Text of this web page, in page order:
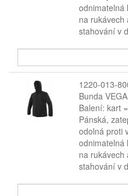
odnimatelná
na rukávech
stahování v
1220-013-
Bunda
Balení: kart
Pánská,
odolná proti
odnimatelná
na rukávech
stahování v